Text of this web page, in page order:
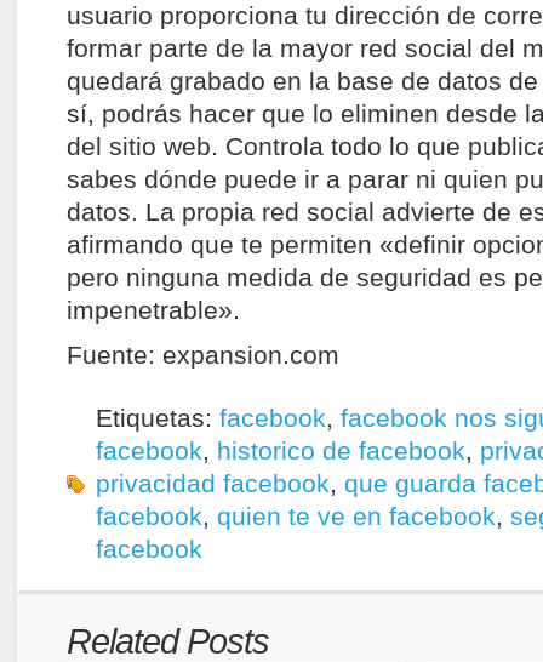
usuario proporciona tu dirección de
formar parte de la mayor red social del
quedará grabado en la base de datos
sí, podrás hacer que lo eliminen desde
del sitio web. Controla todo lo que
sabes dónde puede ir a parar ni quien
datos. La propia red social advierte de
afirmando que te permiten «definir
pero ninguna medida de seguridad es
impenetrable».
Fuente: expansion.com
Etiquetas: facebook, facebook nos
facebook, historico de facebook,
privacidad facebook, que guarda
facebook, quien te ve en facebook,
facebook
Related Posts